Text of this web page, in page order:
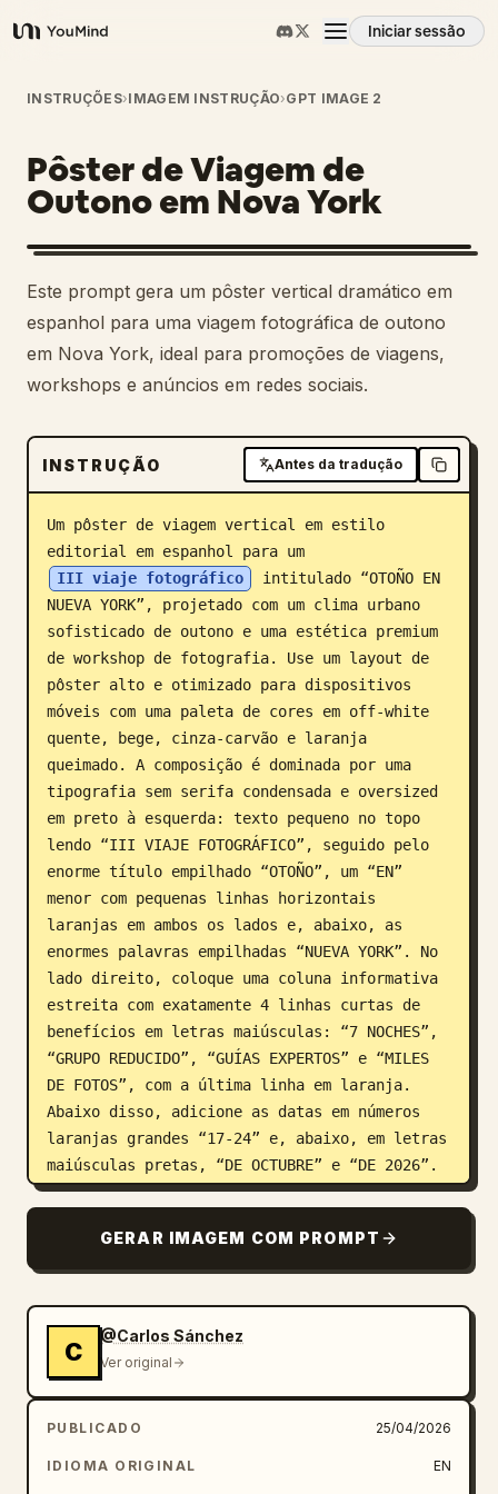
YouMind
Iniciar sessão
Visão geral
Casos de uso
Habilidades
Prompts
Preços
Transferir
Blogue
Atualizações
INSTRUÇÕES›IMAGEM INSTRUÇÃO›GPT IMAGE 2
Pôster de Viagem de
Outono em Nova York
Este prompt gera um pôster vertical dramático em
espanhol para uma viagem fotográfica de outono
em Nova York, ideal para promoções de viagens,
workshops e anúncios em redes sociais.
INSTRUÇÃO Antes da tradução
Um pôster de viagem vertical em estilo
editorial em espanhol para um
III viaje fotográfico
intitulado “OTOÑO EN
NUEVA YORK”, projetado com um clima urbano
sofisticado de outono e uma estética premium
de workshop de fotografia. Use um layout de
pôster alto e otimizado para dispositivos
móveis com uma paleta de cores em off-white
quente, bege, cinza-carvão e laranja
queimado. A composição é dominada por uma
tipografia sem serifa condensada e oversized
em preto à esquerda: texto pequeno no topo
lendo “III VIAJE FOTOGRÁFICO”, seguido pelo
enorme título empilhado “OTOÑO”, um “EN”
menor com pequenas linhas horizontais
laranjas em ambos os lados e, abaixo, as
enormes palavras empilhadas “NUEVA YORK”. No
lado direito, coloque uma coluna informativa
estreita com exatamente 4 linhas curtas de
benefícios em letras maiúsculas: “7 NOCHES”,
“GRUPO REDUCIDO”, “GUÍAS EXPERTOS” e “MILES
DE FOTOS”, com a última linha em laranja.
Abaixo disso, adicione as datas em números
laranjas grandes “17-24” e, abaixo, em letras
maiúsculas pretas, “DE OCTUBRE” e “DE 2026”.
Adicione uma linha vertical fina perto da
topo. Integre uma colagem de fotos de rua de
Nova York com clima melancólico na metade
centralizada na Ponte do Brooklyn emoldurada
por edifícios de tijolos escuros, ruas
molhadas, alguns carros, vapor subindo da
estrada e um fotógrafo solitário visto de
costas em primeiro plano, usando um gorro
laranja-ferrugem e uma mochila, segurando uma
GERAR IMAGEM COM PROMPT
C
@Carlos Sánchez
Ver original
PUBLICADO 25/04/2026
IDIOMA ORIGINAL EN